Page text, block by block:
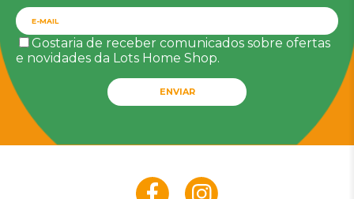
Gostaria de receber comunicados sobre ofertas
e novidades da Lots Home Shop.
ENVIAR